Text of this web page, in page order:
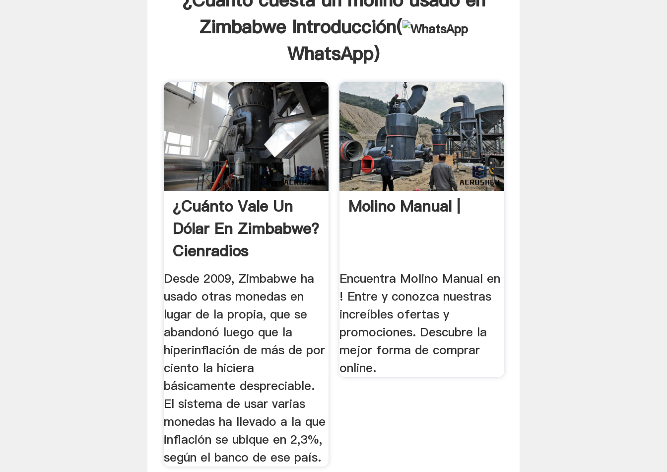
Zimbabwe Introducción(
WhatsApp)
¿Cuánto Vale Un
Dólar En Zimbabwe?
Cienradios
Desde 2009, Zimbabwe ha
usado otras monedas en
lugar de la propia, que se
abandonó luego que la
hiperinflación de más de por
ciento la hiciera
básicamente despreciable.
El sistema de usar varias
monedas ha llevado a la que
inflación se ubique en 2,3%,
según el banco de ese país.
Molino Manual |
Encuentra Molino Manual en
! Entre y conozca nuestras
increíbles ofertas y
promociones. Descubre la
mejor forma de comprar
online.